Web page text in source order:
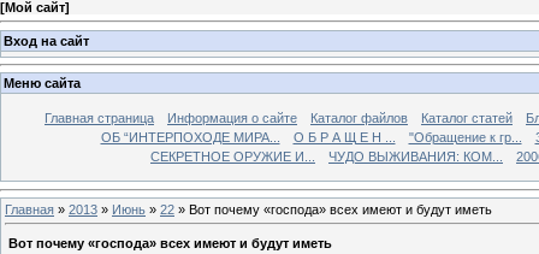
[Мой сайт]
Вход на сайт
Меню сайта
Главная страница Информация о сайте Каталог файлов Каталог статей
ОБ “ИНТЕРПОХОДЕ МИРА...
О Б Р А Щ Е Н ... "Обращение к гр...
СЕКРЕТНОЕ ОРУЖИЕ И...
ЧУДО ВЫЖИВАНИЯ: КОМ...
Главная » 2013 » Июнь » 22 » Вот почему «господа» всех имеют и будут иметь
Вот почему «господа» всех имеют и будут иметь